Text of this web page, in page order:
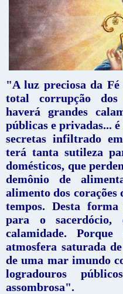
"A luz preciosa da Fé
total corrupção dos
haverá grandes
públicas e privadas... é
secretas infiltrado
terá tanta sutileza
domésticos, que
demônio de
alimento dos corações
tempos. Desta forma
para o sacerdócio,
calamidade.
atmosfera saturada
de uma mar imundo
logradouros
assombrosa".